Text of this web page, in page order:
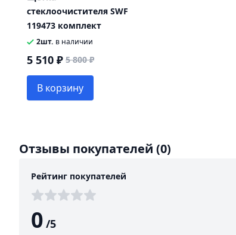
стеклоочистителя SWF
119473 комплект
2шт. в наличии
5 510 ₽ 5 800 ₽
В корзину
Отзывы покупателей (0)
Рейтинг покупателей
0 /5